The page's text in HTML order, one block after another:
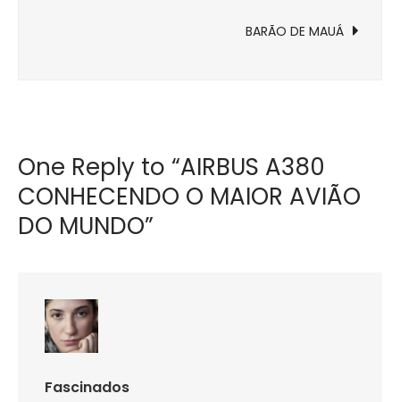
BARÃO DE MAUÁ
One Reply to “AIRBUS A380
CONHECENDO O MAIOR AVIÃO
DO MUNDO”
Fascinados